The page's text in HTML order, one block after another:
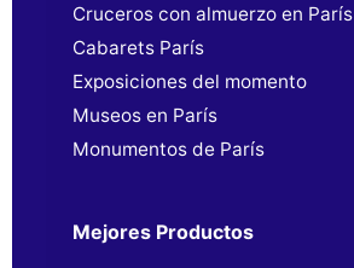
Cruceros con almuerzo en París
Cabarets París
Exposiciones del momento
Museos en París
Monumentos de París
Mejores Productos